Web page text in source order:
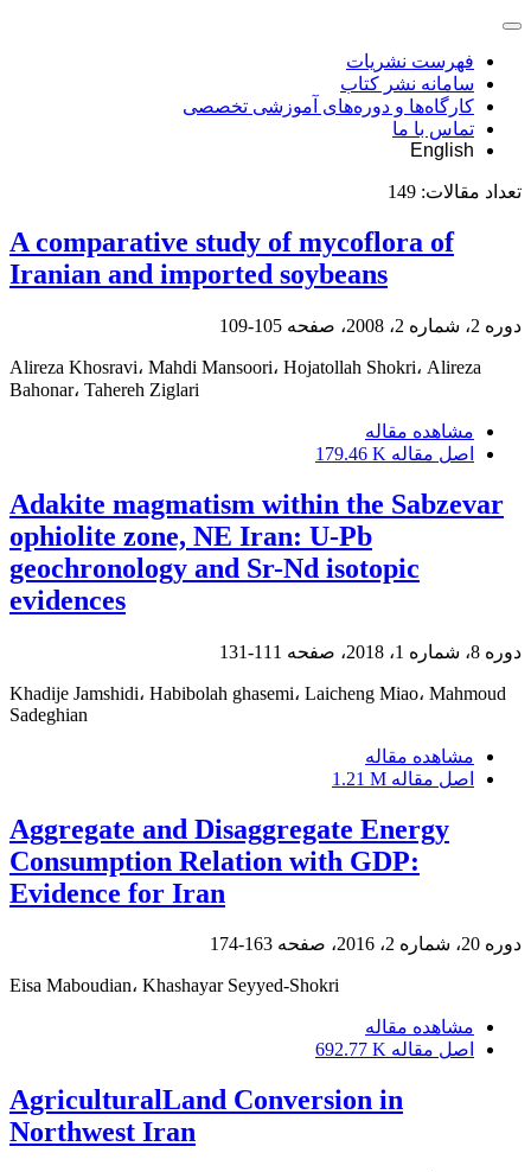
فهرست نشریات
سامانه نشر کتاب
کارگاه‌ها و دوره‌های آموزشی تخصصی
تماس با ما
English
تعداد مقالات: 149
A comparative study of mycoflora of
Iranian and imported soybeans
دوره 2، شماره 2، 2008، صفحه 105-109
Alireza Khosravi، Mahdi Mansoori، Hojatollah Shokri، Alireza
Bahonar، Tahereh Ziglari
مشاهده مقاله
اصل مقاله 179.46 K
Adakite magmatism within the Sabzevar
ophiolite zone, NE Iran: U-Pb
geochronology and Sr-Nd isotopic
evidences
دوره 8، شماره 1، 2018، صفحه 111-131
Khadije Jamshidi، Habibolah ghasemi، Laicheng Miao، Mahmoud
Sadeghian
مشاهده مقاله
اصل مقاله 1.21 M
Aggregate and Disaggregate Energy
Consumption Relation with GDP:
Evidence for Iran
دوره 20، شماره 2، 2016، صفحه 163-174
Eisa Maboudian، Khashayar Seyyed-Shokri
مشاهده مقاله
اصل مقاله 692.77 K
AgriculturalLand Conversion in
Northwest Iran